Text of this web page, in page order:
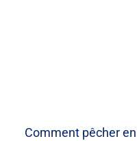
Comment pêcher